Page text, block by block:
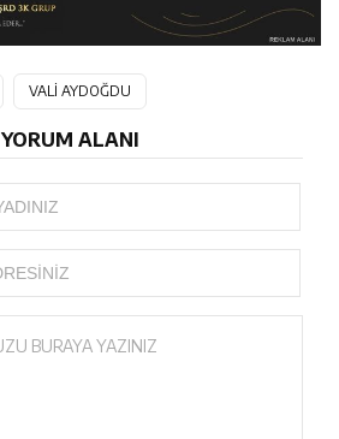
VALİ AYDOĞDU
YORUM ALANI